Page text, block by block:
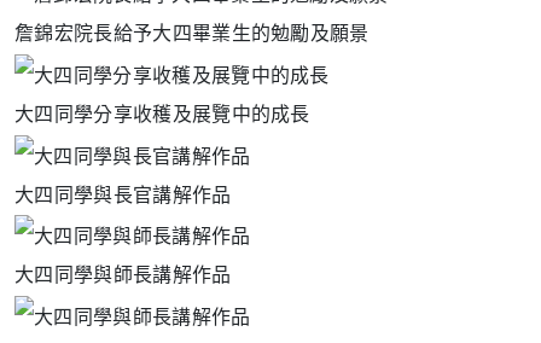
詹錦宏院長給予大四畢業生的勉勵及願景
大四同學分享收穫及展覽中的成長
大四同學與長官講解作品
大四同學與師長講解作品